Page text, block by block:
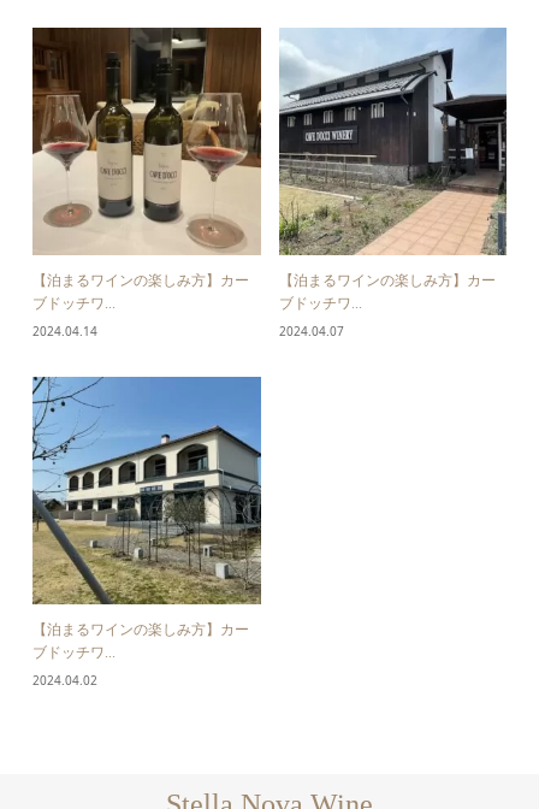
【泊まるワインの楽しみ方】カー
ブドッチワ...
2024.04.14
【泊まるワインの楽しみ方】カー
ブドッチワ...
2024.04.07
【泊まるワインの楽しみ方】カー
ブドッチワ...
2024.04.02